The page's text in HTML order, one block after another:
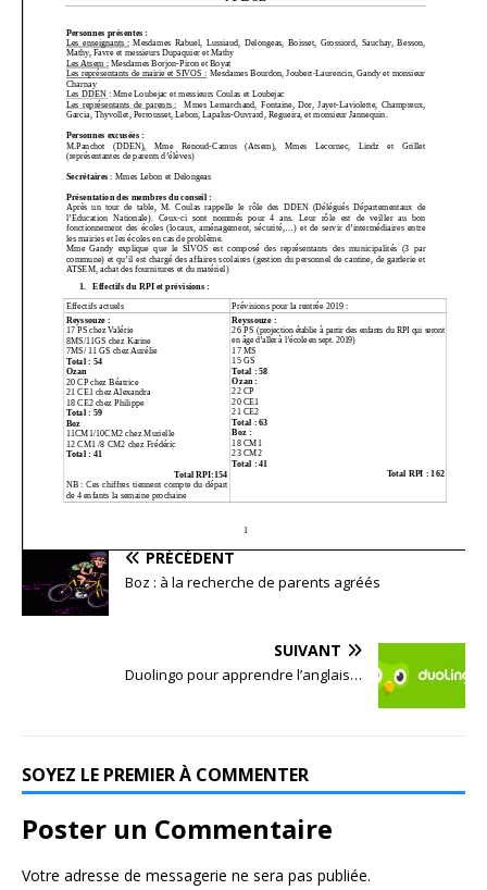
PRÉCÉDENT
Boz : à la recherche de parents agréés
SUIVANT
Duolingo pour apprendre l’anglais…
SOYEZ LE PREMIER À COMMENTER
Poster un Commentaire
Votre adresse de messagerie ne sera pas publiée.